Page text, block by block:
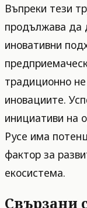
Въпреки тези
продължава да
иновативни
традиционно
иновациите.
инициативи на
Русе има
фактор за
екосистема.
Свързани